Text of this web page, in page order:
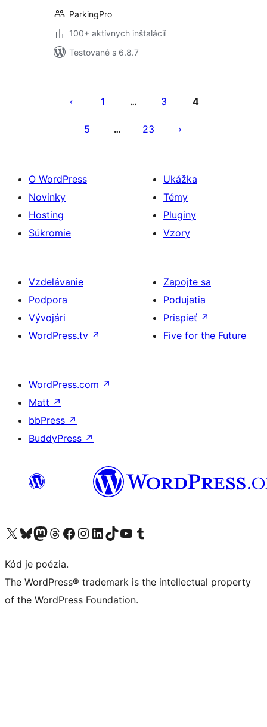
ParkingPro
100+ aktívnych inštalácií
Testované s 6.8.7
príspevkov
1 … 3 4
5 … 23
O WordPress
Novinky
Hosting
Súkromie
Ukážka
Témy
Pluginy
Vzory
Vzdelávanie
Podpora
Vývojári
WordPress.tv ↗
Zapojte sa
Podujatia
Prispieť ↗
Five for the Future
WordPress.com ↗
Matt ↗
bbPress ↗
BuddyPress ↗
Navštívte náš účet na X (predtým Twitter)
Navštívte náš účet na platforme Bluesky
Navštívte náš účet na Mastodone
Navštívte náš účet na platforme Threads
Navštívte našu stránku na Facebooku
Navštívte náš účet Instagram
Navštívte náš účet LinkedIn
Navštívte náš účet na platforme TikTok
Navštívte náš kanál YouTube
Navštívte náš účet na platforme Tumblr
Kód je poézia.
The WordPress® trademark is the intellectual property
of the WordPress Foundation.